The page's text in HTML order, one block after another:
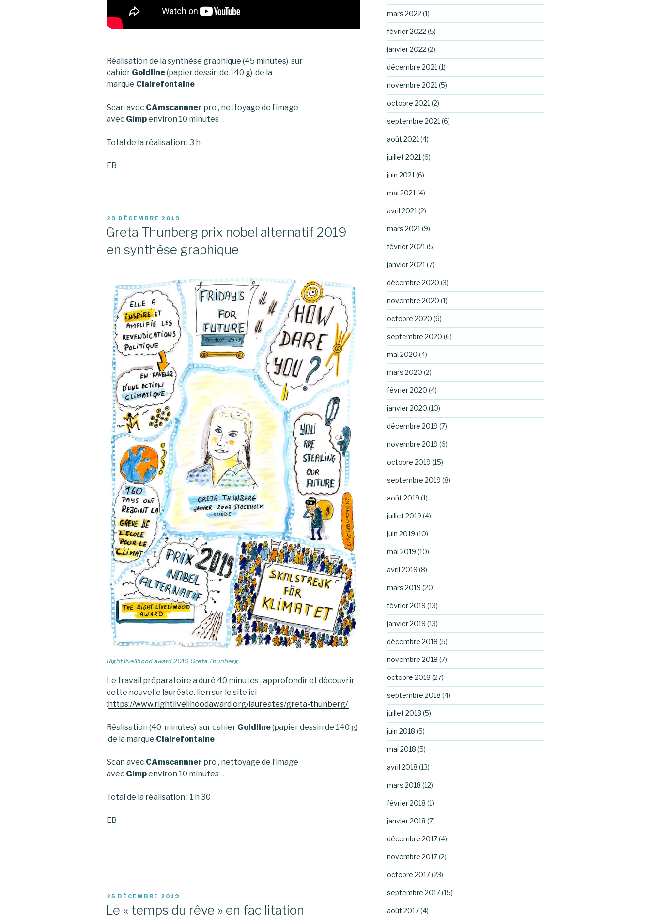
Réalisation de la synthèse graphique (45 minutes) sur
cahier Goldline(papier dessin de 140 g) de la
marque Clairefontaine
Scan avec CAmscannner pro , nettoyage de l’image
avec Gimpenviron 10 minutes .
Total de la réalisation : 3 h
EB
PUBLIÉ
LE
29 DÉCEMBRE 2019
Greta Thunberg prix nobel alternatif 2019
en synthèse graphique
Right livelihood award 2019 Greta Thunberg
Le travail préparatoire a duré 40 minutes , approfondir et découvrir
cette nouvelle lauréate. lien sur le site ici
: https://www.rightlivelihoodaward.org/laureates/greta-thunberg/
Réalisation (40 minutes) sur cahier Goldline(papier dessin de 140 g)
de la marque Clairefontaine
Scan avec CAmscannner pro , nettoyage de l’image
avec Gimpenviron 10 minutes .
Total de la réalisation : 1 h 30
EB
PUBLIÉ
LE
25 DÉCEMBRE 2019
Le « temps du rêve » en facilitation
mars 2022 (1)
février 2022 (5)
janvier 2022 (2)
décembre 2021 (1)
novembre 2021 (5)
octobre 2021 (2)
septembre 2021 (6)
août 2021 (4)
juillet 2021 (6)
juin 2021 (6)
mai 2021 (4)
avril 2021 (2)
mars 2021 (9)
février 2021 (5)
janvier 2021 (7)
décembre 2020 (3)
novembre 2020 (1)
octobre 2020 (6)
septembre 2020 (6)
mai 2020 (4)
mars 2020 (2)
février 2020 (4)
janvier 2020 (10)
décembre 2019 (7)
novembre 2019 (6)
octobre 2019 (15)
septembre 2019 (8)
août 2019 (1)
juillet 2019 (4)
juin 2019 (10)
mai 2019 (10)
avril 2019 (8)
mars 2019 (20)
février 2019 (13)
janvier 2019 (13)
décembre 2018 (5)
novembre 2018 (7)
octobre 2018 (27)
septembre 2018 (4)
juillet 2018 (5)
juin 2018 (5)
mai 2018 (5)
avril 2018 (13)
mars 2018 (12)
février 2018 (1)
janvier 2018 (7)
décembre 2017(4)
novembre 2017(2)
octobre 2017(23)
septembre 2017(15)
août 2017(4)